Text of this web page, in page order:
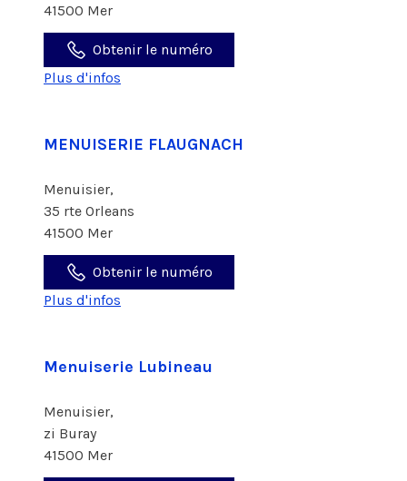
41500 Mer
Obtenir le numéro
Plus d'infos
MENUISERIE FLAUGNACH
Menuisier,
35 rte Orleans
41500 Mer
Obtenir le numéro
Plus d'infos
Menuiserie Lubineau
Menuisier,
zi Buray
41500 Mer